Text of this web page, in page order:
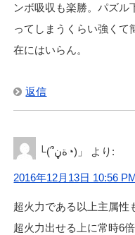
ンボ吸収も楽勝。パズル
ってしまうくらい強くて
在にはいらん。
返信
└(՞ةڼ◔)」 より:
2016年12月13日 10:56
超火力である以上主属性
超火力出せる上に常時6